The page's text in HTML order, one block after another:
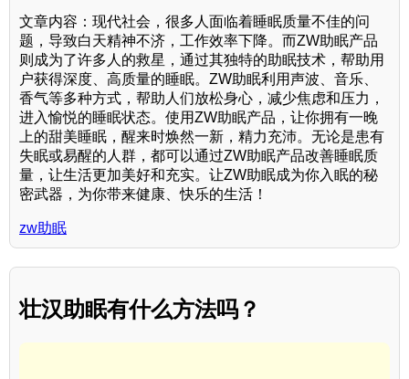
文章内容：现代社会，很多人面临着睡眠质量不佳的问
题，导致白天精神不济，工作效率下降。而ZW助眠产品
则成为了许多人的救星，通过其独特的助眠技术，帮助用
户获得深度、高质量的睡眠。ZW助眠利用声波、音乐、
香气等多种方式，帮助人们放松身心，减少焦虑和压力，
进入愉悦的睡眠状态。使用ZW助眠产品，让你拥有一晚
上的甜美睡眠，醒来时焕然一新，精力充沛。无论是患有
失眠或易醒的人群，都可以通过ZW助眠产品改善睡眠质
量，让生活更加美好和充实。让ZW助眠成为你入眠的秘
密武器，为你带来健康、快乐的生活！
zw助眠
壮汉助眠有什么方法吗？